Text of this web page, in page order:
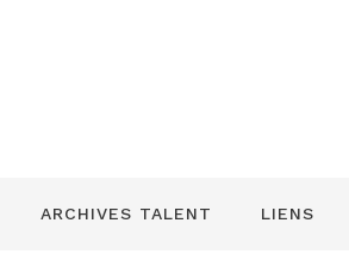
ARCHIVES TALENT LIENS